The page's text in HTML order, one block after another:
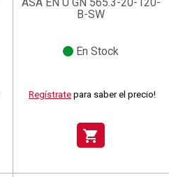
ASA EN U GN 565.3-20-120-
B-SW
En Stock
Regístrate para saber el precio!
shopping_cart